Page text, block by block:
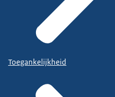
Toegankelijkheid